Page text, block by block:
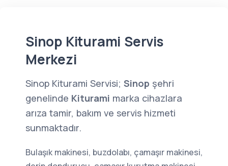
Sinop Kiturami Servis
Merkezi
Sinop Kiturami Servisi; Sinop şehri
genelinde Kiturami marka cihazlara
arıza tamir, bakım ve servis hizmeti
sunmaktadır.
Bulaşık makinesi, buzdolabı, çamaşır makinesi,